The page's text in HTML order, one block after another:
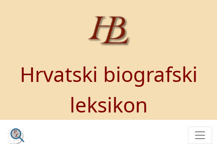
Hrvatski biografski
leksikon